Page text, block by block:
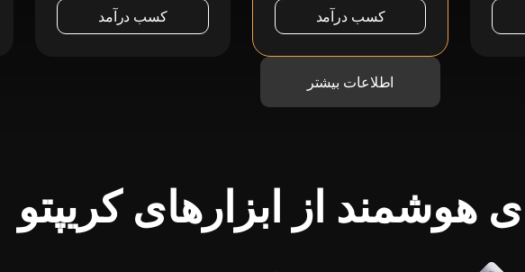
کسب درآمد کسب درآمد
اطلاعات بیشتر
هوشمند از ابزارهای کریپتو